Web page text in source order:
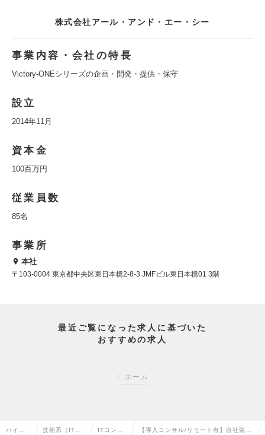
株式会社アール・アンド・エー・シー
事業内容・会社の特長
Victory-ONEシリーズの企画・開発・提供・保守
設立
2014年11月
資本金
100百万円
従業員数
85名
事業所
本社
〒103-0004 東京都中央区東日本橋2-8-3 JMFビル東日本橋01 3階
最近ご覧になった求人に基づいた
おすすめの求人
ホーム
ハイク 技術系（IT・ ITコンサ 【導入コンサル/リモート有】自社製品